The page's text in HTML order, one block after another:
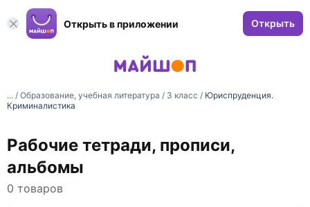
Открыть в приложении Открыть
... / Образование, учебная литература / 3 класс / Юриспруденция.
Криминалистика
Рабочие тетради, прописи,
альбомы
0 товаров